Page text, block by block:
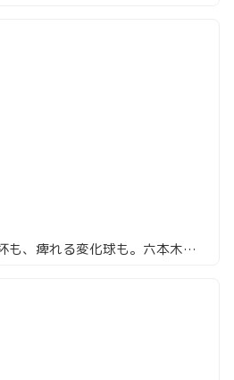
二日酔いの朝に効く一杯も、痺れる変化球も。六本木・麻布のラーメン8選